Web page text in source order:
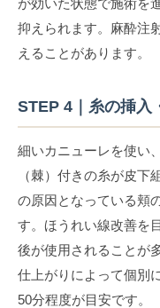
が効いた状態で施術を
抑えられます。麻酔注
えることがあります。
STEP 4｜糸の挿入
細いカニューレを使い
（棘）付きの糸が皮
の原因となっている頬
す。ほうれい線改善を
後が使用されることが
仕上がりによって個別
50分程度が目安です。